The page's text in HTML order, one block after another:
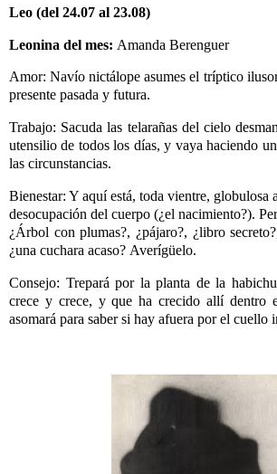
Leo (del 24.07 al 23.08)
Leonina del mes: Amanda Berenguer
Amor: Navío nictálope asumes el tríptico
presente pasada y futura.
Trabajo: Sacuda las telarañas del cielo
utensilio de todos los días, y vaya haciendo
las circunstancias.
Bienestar: Y aquí está, toda vientre, globulosa
desocupación del cuerpo (¿el nacimiento?).
¿Árbol con plumas?, ¿pájaro?, ¿libro
¿una cuchara acaso? Averígüelo.
Consejo: Trepará por la planta de la
crece y crece, y que ha crecido allí dentro
asomará para saber si hay afuera por el cuello